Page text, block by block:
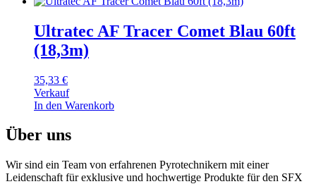
Ultratec AF Tracer Comet Blau 60ft
(18,3m)
35,33 €
Verkauf
In den Warenkorb
Über uns
Wir sind ein Team von erfahrenen Pyrotechnikern mit einer
Leidenschaft für exklusive und hochwertige Produkte für den SFX